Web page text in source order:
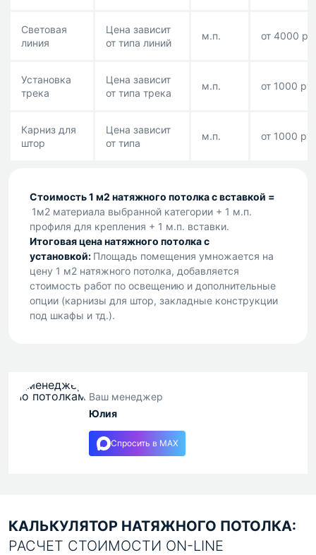
Световая
линия
Цена зависит
от типа линий
м.п. от 4000
Установка
трека
Цена зависит
от типа трека
м.п. от 1000
Карниз для
штор
Цена зависит
от типа
м.п. от 1000
Стоимость 1 м2 натяжного потолка с вставкой =
1м2 материала выбранной категории + 1 м.п.
профиля для крепления + 1 м.п. вставки.
Итоговая цена натяжного потолка с
установкой: Площадь помещения умножается на
цену 1 м2 натяжного потолка, добавляется
стоимость работ по освещению и дополнительные
опции (карнизы для штор, закладные конструкции
под шкафы и тд.).
Ваш менеджер
Юлия
Спросить в MAX
КАЛЬКУЛЯТОР НАТЯЖНОГО ПОТОЛКА:
РАСЧЕТ СТОИМОСТИ ON-LINE